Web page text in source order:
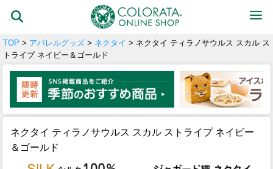
TOP > アパレルグッズ > ネクタイ > ネクタイ ティラノサウルス スカル ス
トライプ ネイビー＆ゴールド
ネクタイ ティラノサウルス スカル ストライプ ネイビー
＆ゴールド